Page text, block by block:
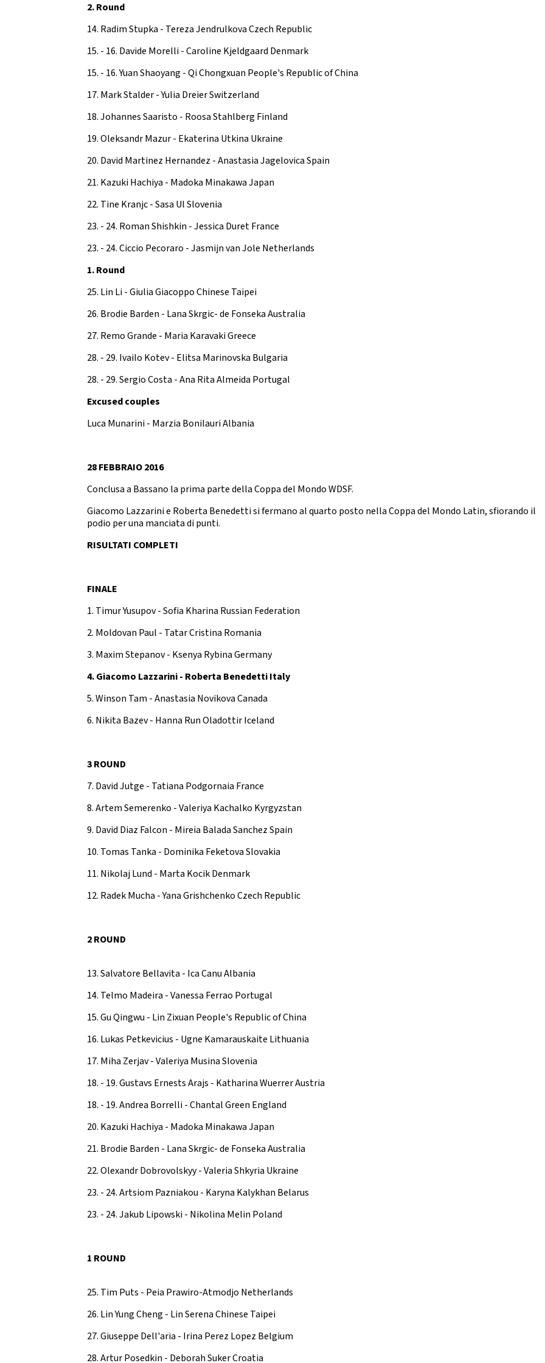
2021
La Disciplina
2. Round
14. Radim Stupka - Tereza Jendrulkova Czech Republic
15. - 16. Davide Morelli - Caroline Kjeldgaard Denmark
15. - 16. Yuan Shaoyang - Qi Chongxuan People's Republic of China
17. Mark Stalder - Yulia Dreier Switzerland
18. Johannes Saaristo - Roosa Stahlberg Finland
19. Oleksandr Mazur - Ekaterina Utkina Ukraine
20. David Martinez Hernandez - Anastasia Jagelovica Spain
21. Kazuki Hachiya - Madoka Minakawa Japan
22. Tine Kranjc - Sasa Ul Slovenia
23. - 24. Roman Shishkin - Jessica Duret France
23. - 24. Ciccio Pecoraro - Jasmijn van Jole Netherlands
1. Round
25. Lin Li - Giulia Giacoppo Chinese Taipei
26. Brodie Barden - Lana Skrgic- de Fonseka Australia
27. Remo Grande - Maria Karavaki Greece
28. - 29. Ivailo Kotev - Elitsa Marinovska Bulgaria
28. - 29. Sergio Costa - Ana Rita Almeida Portugal
Excused couples
Luca Munarini - Marzia Bonilauri Albania
28 FEBBRAIO 2016
Conclusa a Bassano la prima parte della Coppa del Mondo WDSF.
Giacomo Lazzarini e Roberta Benedetti si fermano al quarto posto nella Coppa del Mondo Latin, sfiorando il
podio per una manciata di punti.
RISULTATI COMPLETI
FINALE
1. Timur Yusupov - Sofia Kharina Russian Federation
2. Moldovan Paul - Tatar Cristina Romania
3. Maxim Stepanov - Ksenya Rybina Germany
4. Giacomo Lazzarini - Roberta Benedetti Italy
5. Winson Tam - Anastasia Novikova Canada
6. Nikita Bazev - Hanna Run Oladottir Iceland
3 ROUND
7. David Jutge - Tatiana Podgornaia France
8. Artem Semerenko - Valeriya Kachalko Kyrgyzstan
9. David Diaz Falcon - Mireia Balada Sanchez Spain
10. Tomas Tanka - Dominika Feketova Slovakia
11. Nikolaj Lund - Marta Kocik Denmark
12. Radek Mucha - Yana Grishchenko Czech Republic
2 ROUND
13. Salvatore Bellavita - Ica Canu Albania
14. Telmo Madeira - Vanessa Ferrao Portugal
15. Gu Qingwu - Lin Zixuan People's Republic of China
16. Lukas Petkevicius - Ugne Kamarauskaite Lithuania
17. Miha Zerjav - Valeriya Musina Slovenia
18. - 19. Gustavs Ernests Arajs - Katharina Wuerrer Austria
18. - 19. Andrea Borrelli - Chantal Green England
20. Kazuki Hachiya - Madoka Minakawa Japan
21. Brodie Barden - Lana Skrgic- de Fonseka Australia
22. Olexandr Dobrovolskyy - Valeria Shkyria Ukraine
23. - 24. Artsiom Pazniakou - Karyna Kalykhan Belarus
23. - 24. Jakub Lipowski - Nikolina Melin Poland
1 ROUND
25. Tim Puts - Peia Prawiro-Atmodjo Netherlands
26. Lin Yung Cheng - Lin Serena Chinese Taipei
27. Giuseppe Dell'aria - Irina Perez Lopez Belgium
28. Artur Posedkin - Deborah Suker Croatia